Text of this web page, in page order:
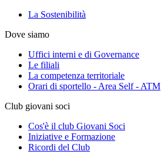
La Sostenibilità
Dove siamo
Uffici interni e di Governance
Le filiali
La competenza territoriale
Orari di sportello - Area Self - ATM
Club giovani soci
Cos'è il club Giovani Soci
Iniziative e Formazione
Ricordi del Club